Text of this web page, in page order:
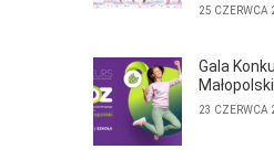
25 CZERWCA
Gala
23 CZERWCA